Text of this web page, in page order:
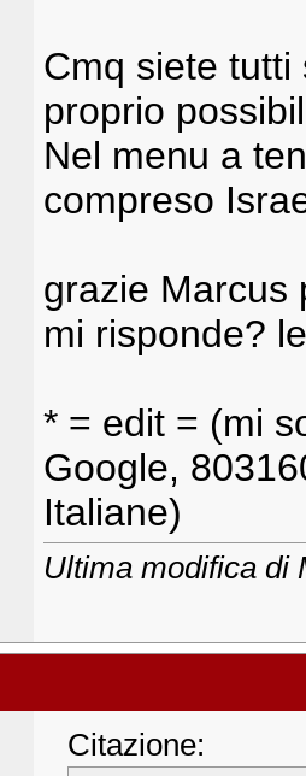
Cmq siete tutti
proprio
Nel menu a
compreso
grazie Marcus
mi risponde?
* = edit = (mi
Google,
Italiane)
Ultima modifica di
Citazione: